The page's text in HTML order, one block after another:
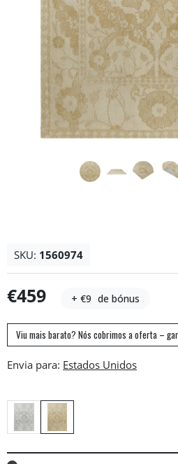
SKU: 1560974
€459 + €9 de bónus
Viu mais barato? Nós cobrimos a oferta –
Envia para: